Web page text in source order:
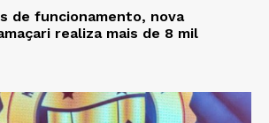
de funcionamento, nova
realiza mais de 8 mil